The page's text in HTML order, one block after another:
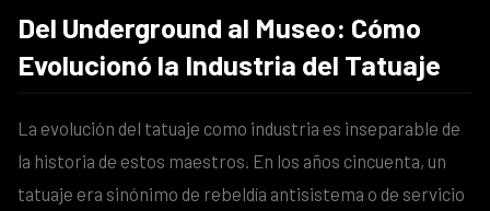
Del Underground al Museo: Cómo
Evolucionó la Industria del Tatuaje
La evolución del tatuaje como industria es inseparable de
la historia de estos maestros. En los años cincuenta, un
tatuaje era sinónimo de rebeldía antisistema o de servicio